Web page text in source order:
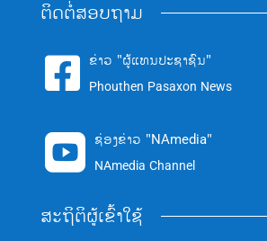
ຕິດຕໍ່ສອບຖາມ
 ຂ່າວ "ຜູ້ແທນປະຊາຊົນ"
Phouthen Pasaxon News
 ຊ່ອງຂ່າວ "NAmedia"
NAmedia Channel
ສະຖິຕິຜູ້ເຂົ້າໃຊ້